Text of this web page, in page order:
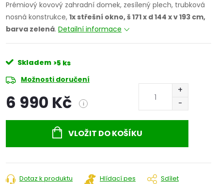
Prémiový kovový zahradní domek, zesílený plech, trubková
nosná konstrukce, 1x střešní okno, š 171 x d 144 x v 193 cm,
barva zelená. Detailní informace
Skladem >5 ks
Možnosti doručení
6 990 Kč i
VLOŽIT DO KOŠÍKU
Dotaz k produktu Hlídací pes Sdílet